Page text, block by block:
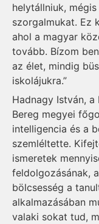
helytállniuk,
szorgalmukat. Ez
ahol a magyar
tovább. Bízom
az élet, mindig
iskolájukra.”
Hadnagy István, a
Bereg megyei
intelligencia és a
szemléltette.
ismeretek
feldolgozásának,
bölcsesség a
alkalmazásában
valaki sokat tud,